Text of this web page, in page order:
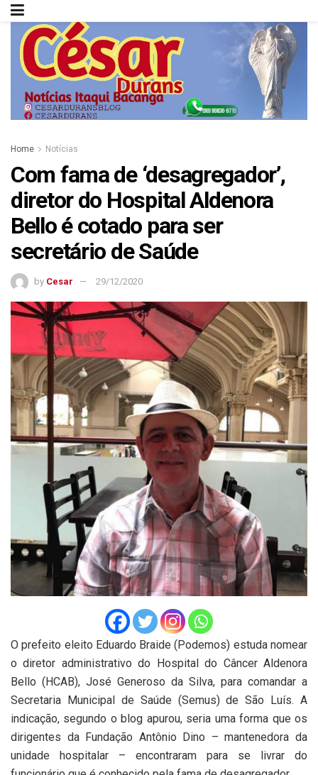
Home Notícias
Com fama de ‘desagregador’,
diretor do Hospital Aldenora
Bello é cotado para ser
secretário de Saúde
by Cesar 29/12/2020
O prefeito eleito Eduardo Braide (Podemos) estuda nomear
o diretor administrativo do Hospital do Câncer Aldenora
Bello (HCAB), José Generoso da Silva, para comandar a
Secretaria Municipal de Saúde (Semus) de São Luís. A
indicação, segundo o blog apurou, seria uma forma que os
dirigentes da Fundação Antônio Dino – mantenedora da
unidade hospitalar – encontraram para se livrar do